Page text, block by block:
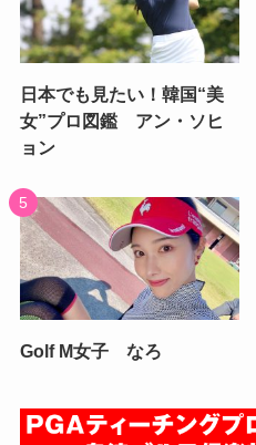
日本でも見たい！韓国“美
女”プロ図鑑 アン・ソヒ
ョン
Golf M女子 なろ